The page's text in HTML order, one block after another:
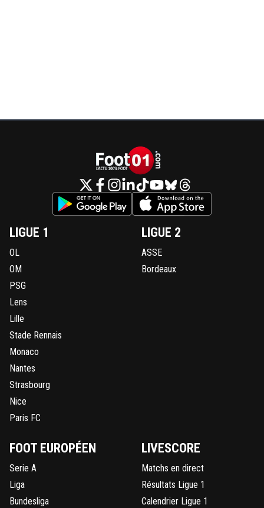
LIGUE 1
OL
OM
PSG
Lens
Lille
Stade Rennais
Monaco
Nantes
Strasbourg
Nice
Paris FC
LIGUE 2
ASSE
Bordeaux
FOOT EUROPÉEN
Serie A
Liga
Bundesliga
LIVESCORE
Matchs en direct
Résultats Ligue 1
Calendrier Ligue 1